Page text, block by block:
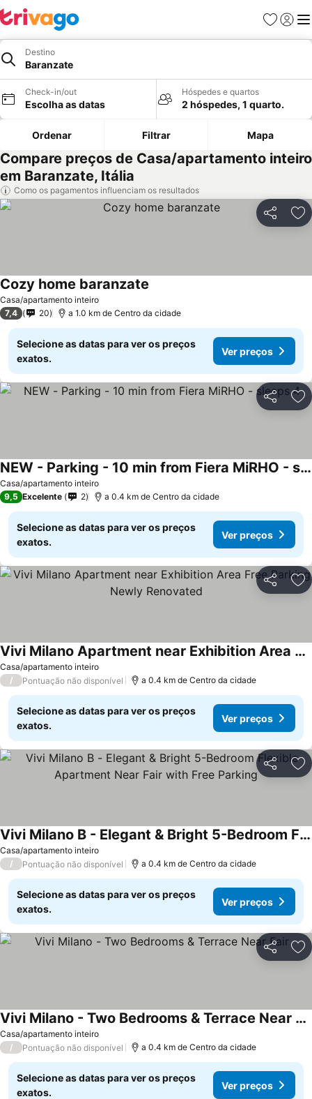
Favoritos
Iniciar
Destino
Baranzate
Check-in/out
Escolha as datas
Hóspedes e quartos
2 hóspedes, 1 quarto.
Ordenar Filtrar Mapa
Compare preços de Casa/apartamento inteiro
em Baranzate, Itália
Como os pagamentos influenciam os resultados
Partilhar
Casa/apartamento inteiro
Cozy home baranzate
7,4 20 a 1.0 km de Centro da cidade
Selecione as datas para ver os preços
exatos.
Ver preços
Partilhar
Casa/apartamento inteiro
NEW - Parking - 10 min from Fiera MiRHO - sleeps 4
9,5 Excelente 2 a 0.4 km de Centro da cidade
Selecione as datas para ver os preços
exatos.
Ver preços
Partilhar
Casa/apartamento inteiro
Vivi Milano Apartment near Exhibition Area Free Parking Newly Renovated
/ Pontuação não disponível a 0.4 km de Centro da cidade
Selecione as datas para ver os preços
exatos.
Ver preços
Partilhar
Casa/apartamento inteiro
Vivi Milano B - Elegant & Bright 5-Bedroom Flexible Apartment Near Fair with Free Parking
/ Pontuação não disponível a 0.4 km de Centro da cidade
Selecione as datas para ver os preços
exatos.
Ver preços
Partilhar
Casa/apartamento inteiro
Vivi Milano - Two Bedrooms & Terrace Near Fair
/ Pontuação não disponível a 0.4 km de Centro da cidade
Selecione as datas para ver os preços
exatos.
Ver preços